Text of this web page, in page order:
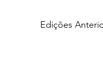
Edições